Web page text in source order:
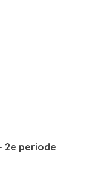
2e periode